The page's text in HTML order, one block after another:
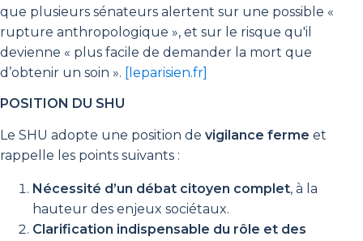
que plusieurs sénateurs alertent sur une possible «
rupture anthropologique », et sur le risque qu'il
devienne « plus facile de demander la mort que
d’obtenir un soin ». [leparisien.fr]
POSITION DU SHU
Le SHU adopte une position de vigilance ferme et
rappelle les points suivants :
Nécessité d’un débat citoyen complet, à la
hauteur des enjeux sociétaux.
Clarification indispensable du rôle et des